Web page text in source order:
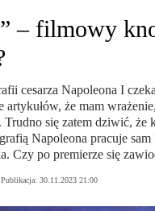
– filmowy
cesarza Napoleona I
artykułów, że mam
się zatem dziwić, że
Napoleona pracuje
Czy po premierze się
Publikacja: 30.11.2023 21:00